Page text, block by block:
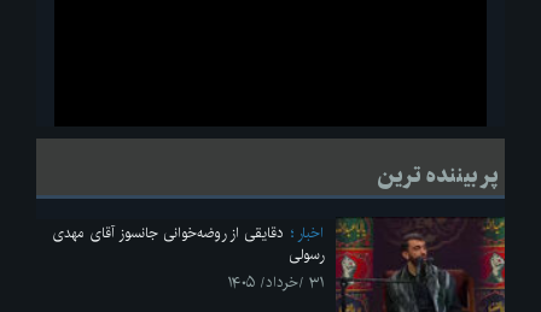
لحظاتی از قرائت زیارت اربعین امام حسین(ع) در مراسم عزاداری هیئات
پر بیننده ترین
اخبار
دقایقی از روضه‌خوانی جانسوز آقای مهدی
رسولی
۳۱ /خرداد/ ۱۴۰۵